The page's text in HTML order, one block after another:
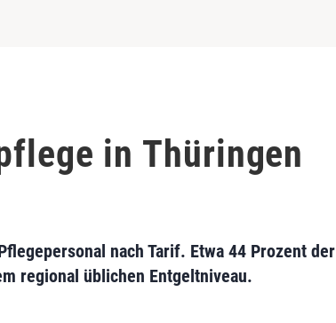
in Thüringen
nach Tarif. Etwa 44 Prozent der
regional üblichen Entgeltniveau.